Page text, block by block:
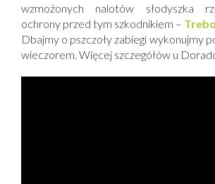
wzmożonych nalotów słodyszka
ochrony przed tym szkodnikiem –
Dbajmy o pszczoły zabiegi wykonujmy
wieczorem. Więcej szczegółów u